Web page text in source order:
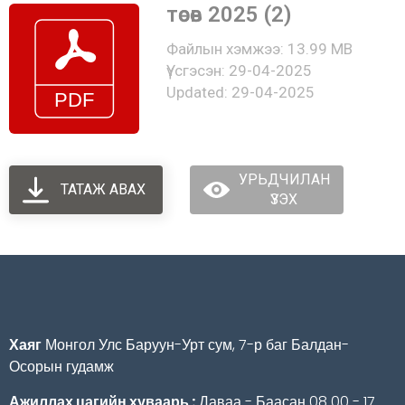
төсөв 2025 (2)
Файлын хэмжээ: 13.99 MB
Үүсгэсэн: 29-04-2025
Updated: 29-04-2025
ТАТАЖ АВАХ
УРЬДЧИЛАН
ҮЗЭХ
Хаяг Монгол Улс Баруун-Урт сум, 7-р баг Балдан-
Осорын гудамж